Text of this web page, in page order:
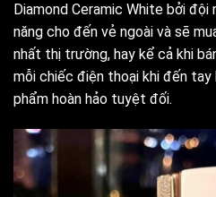
Diamond Ceramic White bởi
năng cho đến vẻ ngoài và sẽ
nhất thị trường, hay kể cả khi
mỗi chiếc điện thoại khi đến
phẩm hoàn hảo tuyệt đối.